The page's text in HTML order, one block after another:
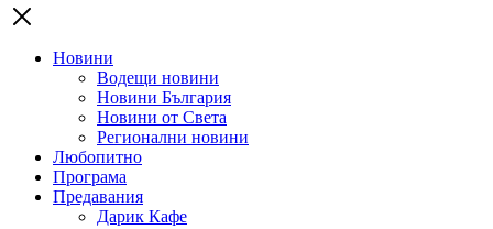
Новини
Водещи новини
Новини България
Новини от Света
Регионални новини
Любопитно
Програма
Предавания
Дарик Кафе